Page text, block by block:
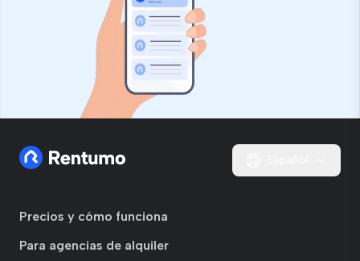
Precios y cómo funciona
Para agencias de alquiler